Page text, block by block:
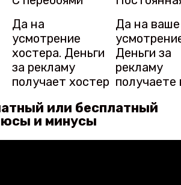
Да на
усмотрение
хостера. Деньги
за рекламу
получает хостер
Да на ваше
Деньги за
рекламу
получаете
или бесплатный
и минусы